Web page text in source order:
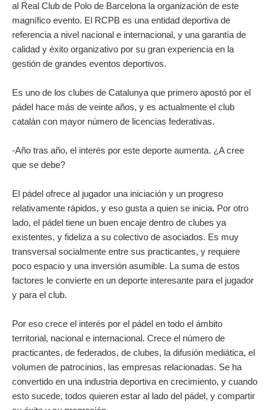
al Real Club de Polo de Barcelona la organización de este
magnífico evento. El RCPB es una entidad deportiva de
referencia a nivel nacional e internacional, y una garantía de
calidad y éxito organizativo por su gran experiencia en la
gestión de grandes eventos deportivos.
Es uno de los clubes de Catalunya que primero apostó por el
pádel hace más de veinte años, y es actualmente el club
catalán con mayor número de licencias federativas.
-Año tras año, el interés por este deporte aumenta. ¿A cree
que se debe?
El pádel ofrece al jugador una iniciación y un progreso
relativamente rápidos, y eso gusta a quien se inicia. Por otro
lado, el pádel tiene un buen encaje dentro de clubes ya
existentes, y fideliza a su colectivo de asociados. Es muy
transversal socialmente entre sus practicantes, y requiere
poco espacio y una inversión asumible. La suma de estos
factores le convierte en un deporte interesante para el jugador
y para el club.
Por eso crece el interés por el pádel en todo el ámbito
territorial, nacional e internacional. Crece el número de
practicantes, de federados, de clubes, la difusión mediática, el
volumen de patrocinios, las empresas relacionadas. Se ha
convertido en una industria deportiva en crecimiento, y cuando
esto sucede, todos quieren estar al lado del pádel, y compartir